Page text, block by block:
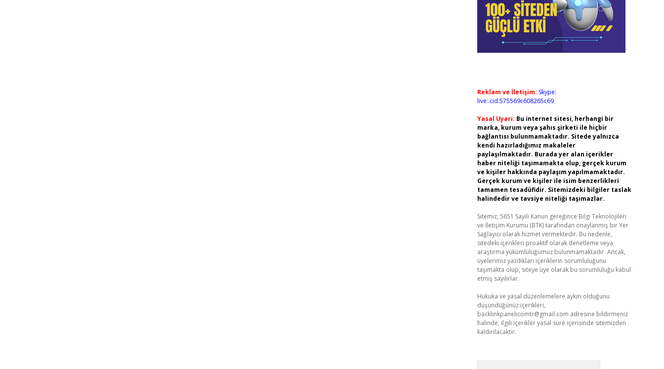
Reklam ve İletişim: Skype:
live:.cid.575569c608265c69
Yasal Uyarı: Bu internet sitesi, herhangi bir
marka, kurum veya şahıs şirketi ile hiçbir
bağlantısı bulunmamaktadır. Sitede yalnızca
kendi hazırladığımız makaleler
paylaşılmaktadır. Burada yer alan içerikler
haber niteliği taşımamakta olup, gerçek kurum
ve kişiler hakkında paylaşım yapılmamaktadır.
Gerçek kurum ve kişiler ile isim benzerlikleri
tamamen tesadüfidir. Sitemizdeki bilgiler taslak
halindedir ve tavsiye niteliği taşımazlar.
Sitemiz, 5651 Sayılı Kanun gereğince Bilgi Teknolojileri
ve İletişim Kurumu (BTK) tarafından onaylanmış bir Yer
Sağlayıcı olarak hizmet vermektedir. Bu nedenle,
sitedeki içerikleri proaktif olarak denetleme veya
araştırma yükümlülüğümüz bulunmamaktadır. Ancak,
üyelerimiz yazdıkları içeriklerin sorumluluğunu
taşımakta olup, siteye üye olarak bu sorumluluğu kabul
etmiş sayılırlar.
Hukuka ve yasal düzenlemelere aykırı olduğunu
düşündüğünüz içerikleri,
backlinkpanelicomtr@gmail.com adresine bildirmeniz
halinde, ilgili içerikler yasal süre içerisinde sitemizden
kaldırılacaktır.